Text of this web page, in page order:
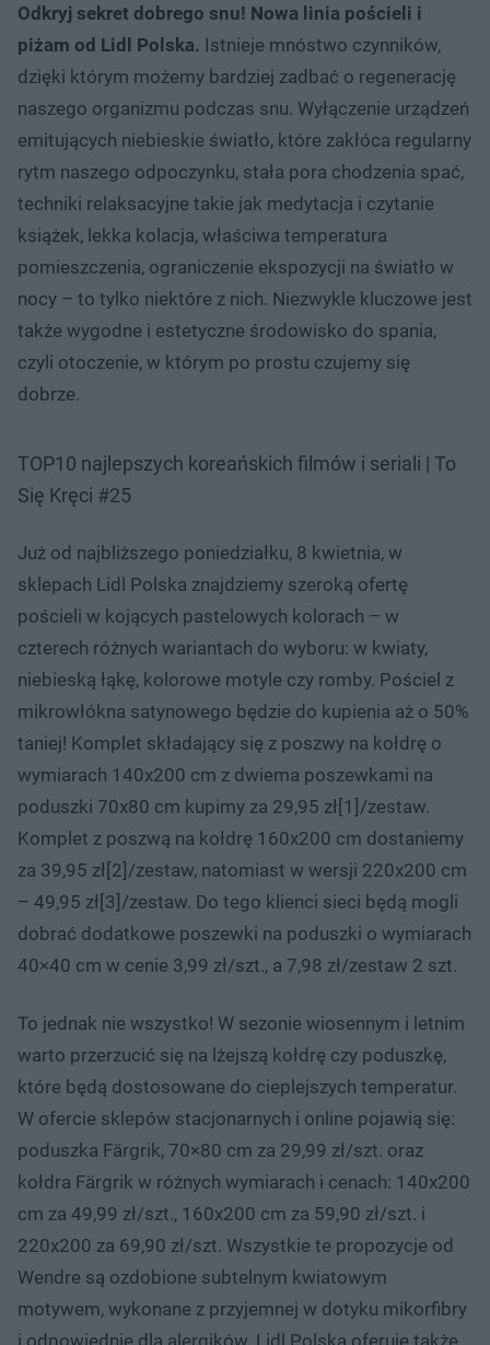
Odkryj sekret dobrego snu! Nowa linia pościeli i
piżam od Lidl Polska. Istnieje mnóstwo czynników,
dzięki którym możemy bardziej zadbać o regenerację
naszego organizmu podczas snu. Wyłączenie urządzeń
emitujących niebieskie światło, które zakłóca regularny
rytm naszego odpoczynku, stała pora chodzenia spać,
techniki relaksacyjne takie jak medytacja i czytanie
książek, lekka kolacja, właściwa temperatura
pomieszczenia, ograniczenie ekspozycji na światło w
nocy – to tylko niektóre z nich. Niezwykle kluczowe jest
także wygodne i estetyczne środowisko do spania,
czyli otoczenie, w którym po prostu czujemy się
dobrze.
TOP10 najlepszych koreańskich filmów i seriali | To
Się Kręci #25
Już od najbliższego poniedziałku, 8 kwietnia, w
sklepach Lidl Polska znajdziemy szeroką ofertę
pościeli w kojących pastelowych kolorach – w
czterech różnych wariantach do wyboru: w kwiaty,
niebieską łąkę, kolorowe motyle czy romby. Pościel z
mikrowłókna satynowego będzie do kupienia aż o 50%
taniej! Komplet składający się z poszwy na kołdrę o
wymiarach 140x200 cm z dwiema poszewkami na
poduszki 70x80 cm kupimy za 29,95 zł[1]/zestaw.
Komplet z poszwą na kołdrę 160x200 cm dostaniemy
za 39,95 zł[2]/zestaw, natomiast w wersji 220x200 cm
– 49,95 zł[3]/zestaw. Do tego klienci sieci będą mogli
dobrać dodatkowe poszewki na poduszki o wymiarach
40×40 cm w cenie 3,99 zł/szt., a 7,98 zł/zestaw 2 szt.
To jednak nie wszystko! W sezonie wiosennym i letnim
warto przerzucić się na lżejszą kołdrę czy poduszkę,
które będą dostosowane do cieplejszych temperatur.
W ofercie sklepów stacjonarnych i online pojawią się:
poduszka Färgrik, 70×80 cm za 29,99 zł/szt. oraz
kołdra Färgrik w różnych wymiarach i cenach: 140x200
cm za 49,99 zł/szt., 160x200 cm za 59,90 zł/szt. i
220x200 za 69,90 zł/szt. Wszystkie te propozycje od
Wendre są ozdobione subtelnym kwiatowym
motywem, wykonane z przyjemnej w dotyku mikorfibry
i odpowiednie dla alergików. Lidl Polska oferuje także